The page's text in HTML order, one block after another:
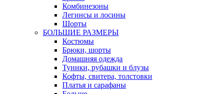
Комбинезоны
Легинсы и лосины
Шорты
БОЛЬШИЕ РАЗМЕРЫ
Костюмы
Брюки, шорты
Домашняя одежда
Туники, рубашки и блузы
Кофты, свитера, толстовки
Платья и сарафаны